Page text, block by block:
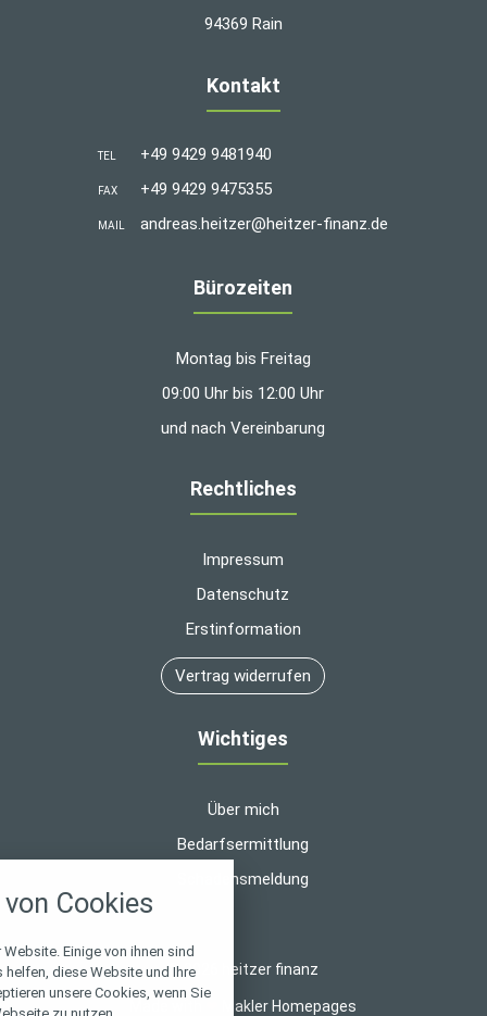
94369 Rain
Kontakt
TEL +49 9429 9481940
FAX +49 9429 9475355
MAIL andreas.heitzer@heitzer-finanz.de
Bürozeiten
Montag bis Freitag
09:00 Uhr bis 12:00 Uhr
und nach Vereinbarung
Rechtliches
Impressum
Datenschutz
Erstinformation
Vertrag widerrufen
Wichtiges
Über mich
Bedarfsermittlung
Schadensmeldung
© 2026 heitzer finanz
Makler Homepages
Cookies
Einige von ihnen sind
diese Website und Ihre
unsere Cookies, wenn Sie
alle verwendeten Cookies und
zu blockieren.
Notwendig